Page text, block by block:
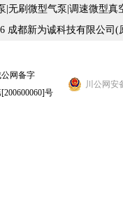
无刷微型气泵 调速微型真
成都新为诚科技有限公司
公网备字
号
川公网安